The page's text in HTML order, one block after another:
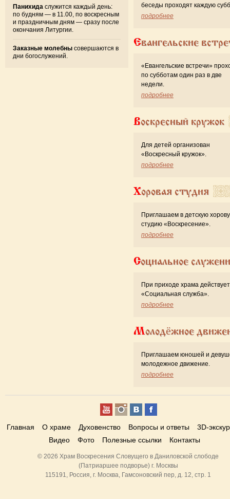
Панихида служится каждый день:
по будням — в 11.00, по воскресным
и праздничным дням — сразу после
окончания Литургии.
Заказные молебны совершаются в
дни богослужений.
беседы проходят каждую
подробнее
Евангельские
«Евангельские встречи»
по субботам один раз в две
недели.
подробнее
Воскресный кружок
Для детей организован
«Воскресный кружок».
подробнее
Хоровая студия
Приглашаем в детскую
студию «Воскресение».
подробнее
Социальное
При приходе храма действует
«Cоциальная служба».
подробнее
Молодёжное
Приглашаем юношей и
молодежное движение.
подробнее
Главная О храме Духовенство Вопросы и ответы
3D-
Видео
Фото Полезные ссылки Контакты
© 2026 Храм Воскресения Словущего в Даниловской слободе
(Патриаршее подворье) г. Москвы
115191, Россия, г. Москва, Гамсоновский пер, д. 12, стр. 1